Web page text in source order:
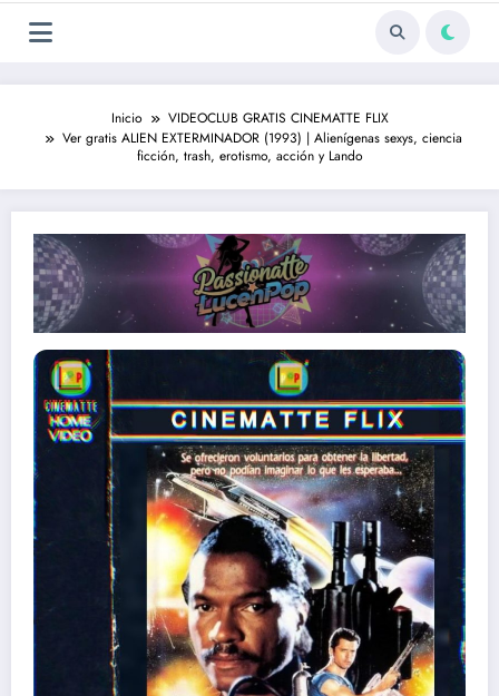
Inicio
VIDEOCLUB GRATIS CINEMATTE FLIX
Ver gratis ALIEN EXTERMINADOR (1993) | Alienígenas sexys, ciencia
ficción, trash, erotismo, acción y Lando